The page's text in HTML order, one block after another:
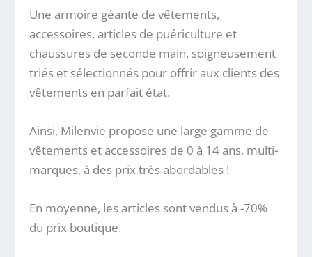
Une armoire géante de vêtements,
accessoires, articles de puériculture et
chaussures de seconde main, soigneusement
triés et sélectionnés pour offrir aux clients des
vêtements en parfait état.
Ainsi, Milenvie propose une large gamme de
vêtements et accessoires de 0 à 14 ans, multi-
marques, à des prix très abordables !
En moyenne, les articles sont vendus à -70%
du prix boutique.